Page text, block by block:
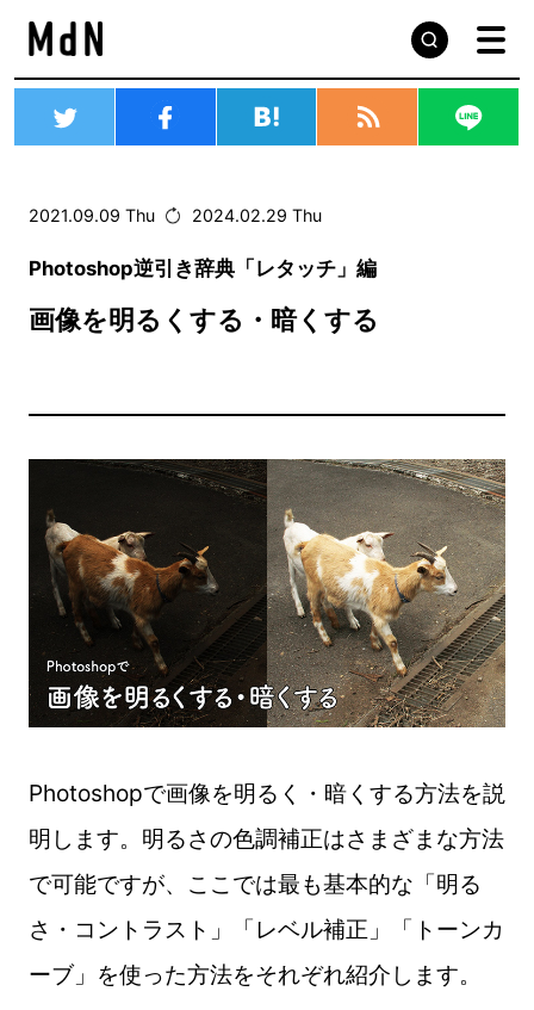
2021.09.09 Thu 2024.02.29 Thu
Photoshop逆引き辞典「レタッチ」編
画像を明るくする・暗くする
Photoshopで画像を明るく・暗くする方法を説
明します。明るさの色調補正はさまざまな方法
で可能ですが、ここでは最も基本的な「明る
さ・コントラスト」「レベル補正」「トーンカ
ーブ」を使った方法をそれぞれ紹介します。